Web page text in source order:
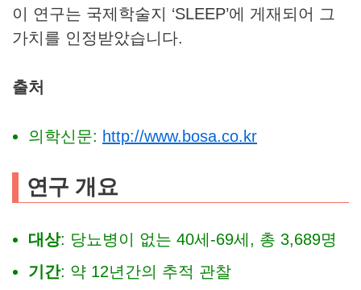
이 연구는 국제학술지 ‘SLEEP’에 게재되어 그
가치를 인정받았습니다.
출처
의학신문: http://www.bosa.co.kr
연구 개요
대상: 당뇨병이 없는 40세-69세, 총 3,689명
기간: 약 12년간의 추적 관찰